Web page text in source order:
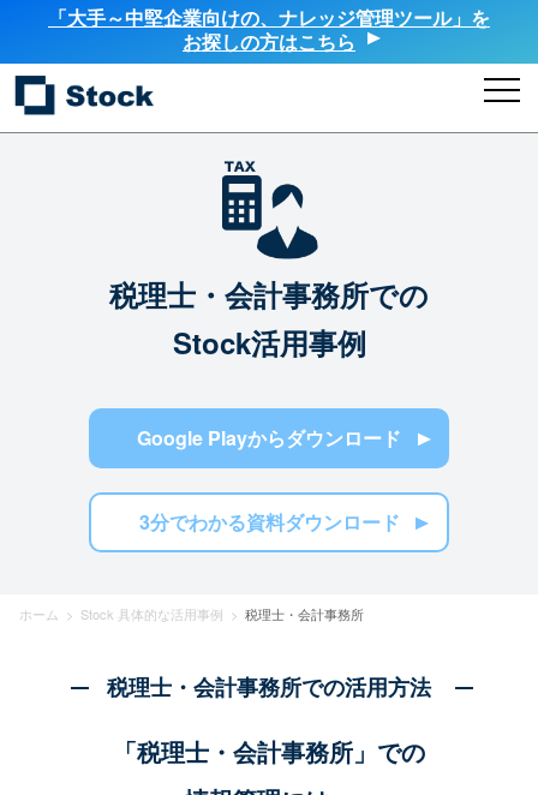
「大手～中堅企業向けの、ナレッジ管理ツール」を
お探しの方はこちら
税理士・会計事務所での
Stock活用事例
Google Playからダウンロード
3分でわかる資料ダウンロード
ホーム > Stock 具体的な活用事例 > 税理士・会計事務所
税理士・会計事務所での活用方法
「税理士・会計事務所」での